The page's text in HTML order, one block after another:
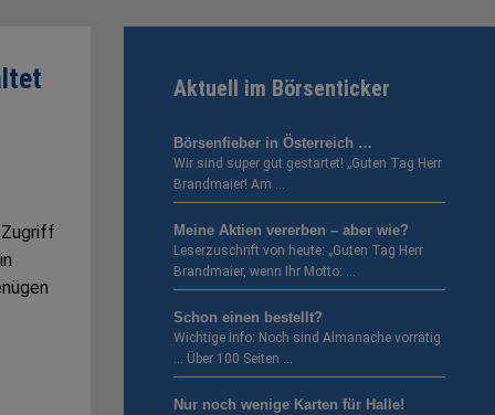
Zugriff
Aktuell im Börsenticker
Börsenfieber in Österreich …
Wir sind super gut gestartet! „Guten Tag Herr
Brandmaier! Am …
Meine Aktien vererben – aber wie?
Leserzuschrift von heute: „Guten Tag Herr
Brandmaier, wenn Ihr Motto: …
Schon einen bestellt?
Wichtige Info: Noch sind Almanache vorrätig
… Über 100 Seiten …
Nur noch wenige Karten für Halle!